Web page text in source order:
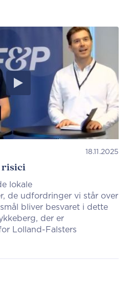
18.11.2025
risici
lokale
de udfordringer vi står over
bliver besvaret i dette
der er
Lolland-Falsters